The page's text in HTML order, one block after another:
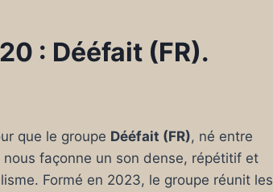
: Dééfait (FR).
que le groupe Dééfait (FR), né entre
façonne un son dense, répétitif et
Formé en 2023, le groupe réunit les